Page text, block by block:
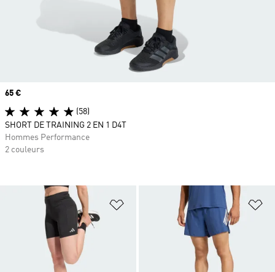
Ajouter à la Liste de produits
Prix
65 €
(58)
SHORT DE TRAINING 2 EN 1 D4T
Hommes Performance
2 couleurs